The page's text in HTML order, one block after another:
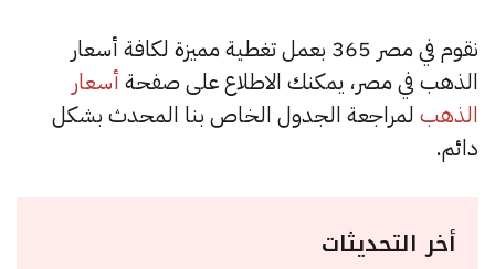
نقوم في مصر 365 بعمل تغطية مميزة لكافة أسعار
الذهب في مصر، يمكنك الاطلاع على صفحة أسعار
الذهب لمراجعة الجدول الخاص بنا المحدث بشكل
دائم.
أخر التحديثات